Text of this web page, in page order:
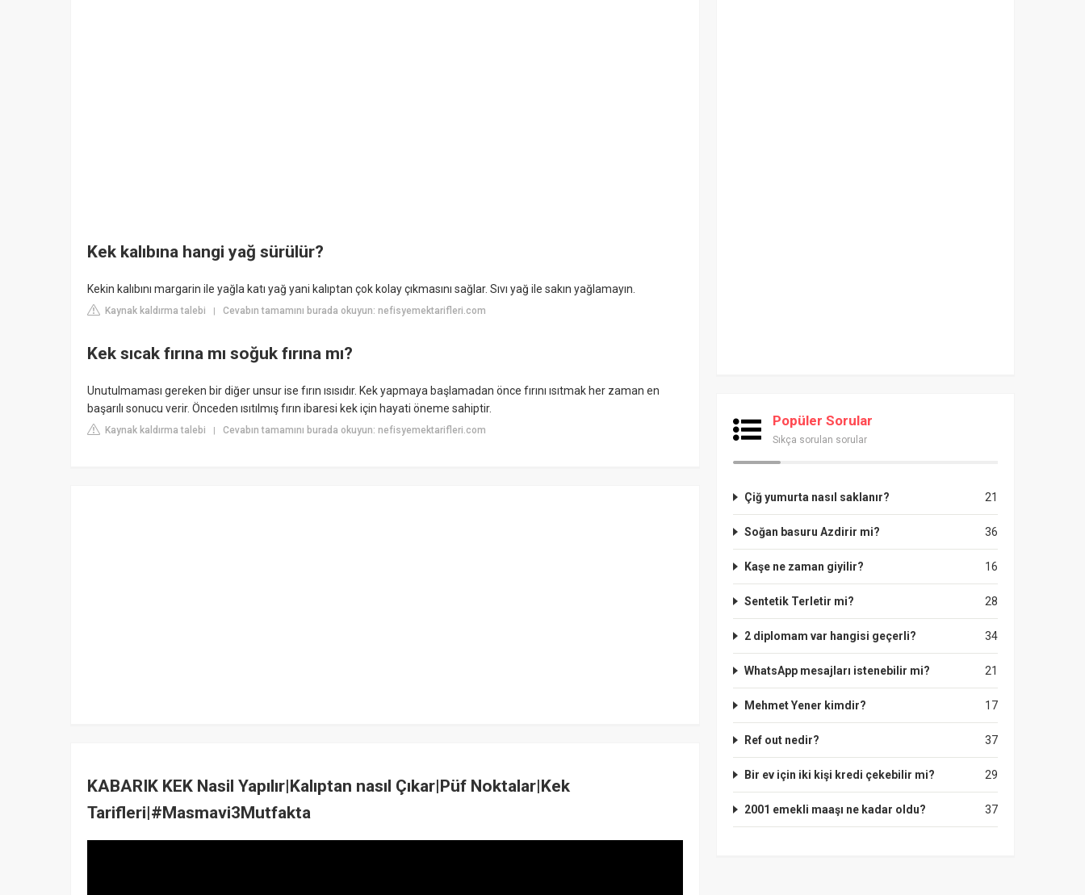
Kek kalıbına hangi yağ sürülür?
Kekin kalıbını margarin ile yağla katı yağ yani kalıptan çok kolay çıkmasını sağlar. Sıvı yağ ile sakın yağlamayın.
Kaynak kaldırma talebi | Cevabın tamamını burada okuyun: nefisyemektarifleri.com
Kek sıcak fırına mı soğuk fırına mı?
Unutulmaması gereken bir diğer unsur ise fırın ısısıdır. Kek yapmaya başlamadan önce fırını ısıtmak her zaman en
başarılı sonucu verir. Önceden ısıtılmış fırın ibaresi kek için hayati öneme sahiptir.
Kaynak kaldırma talebi | Cevabın tamamını burada okuyun: nefisyemektarifleri.com
KABARIK KEK Nasil Yapılır|Kalıptan nasıl Çıkar|Püf Noktalar|Kek
Tarifleri|#Masmavi3Mutfakta
Popüler Sorular
Sıkça sorulan sorular
21
Çiğ yumurta nasıl saklanır?
36
Soğan basuru Azdirir mi?
16
Kaşe ne zaman giyilir?
28
Sentetik Terletir mi?
34
2 diplomam var hangisi geçerli?
21
WhatsApp mesajları istenebilir mi?
17
Mehmet Yener kimdir?
37
Ref out nedir?
29
Bir ev için iki kişi kredi çekebilir mi?
37
2001 emekli maaşı ne kadar oldu?